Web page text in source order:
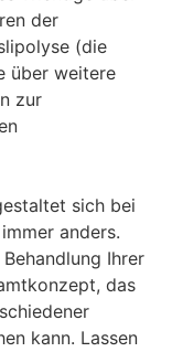
der
(die
über weitere
zur
sich bei
anders.
Ihrer
das
kann. Lassen